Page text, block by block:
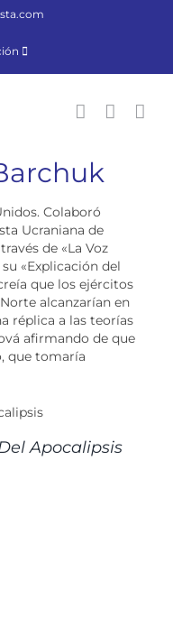
Colaboró
Ucraniana de
de «La Voz
«Explicación del
que los ejércitos
alcanzarían en
réplica a las teorías
afirmando de que
que tomaría
Apocalipsis